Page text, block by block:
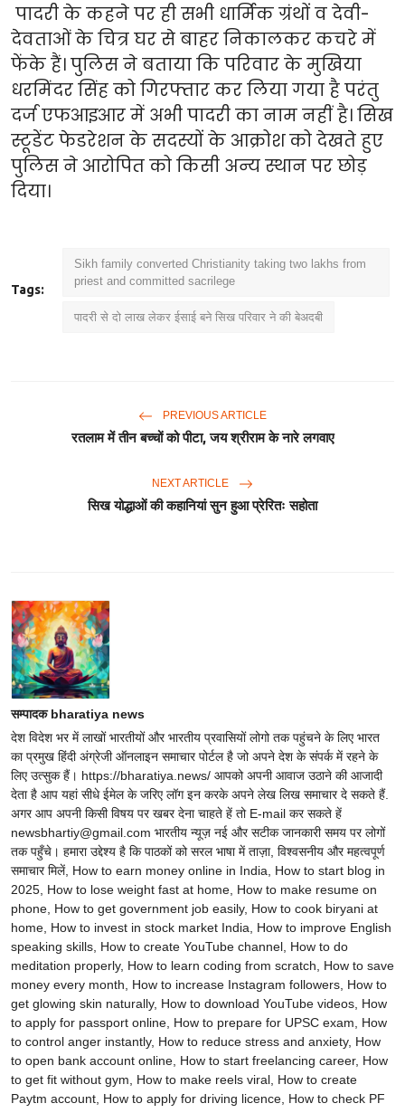
पादरी के कहने पर ही सभी धार्मिक ग्रंथों व देवी-
देवताओं के चित्र घर से बाहर निकालकर कचरे में
फेंके हैं। पुलिस ने बताया कि परिवार के मुखिया
धरमिंदर सिंह को गिरफ्तार कर लिया गया है परंतु
दर्ज एफआइआर में अभी पादरी का नाम नहीं है। सिख
स्टूडेंट फेडरेशन के सदस्यों के आक्रोश को देखते हुए
पुलिस ने आरोपित को किसी अन्य स्थान पर छोड़
दिया।
Tags:
Sikh family converted Christianity taking two lakhs from
priest and committed sacrilege
पादरी से दो लाख लेकर ईसाई बने सिख परिवार ने की बेअदबी
PREVIOUS ARTICLE
रतलाम में तीन बच्चों को पीटा, जय श्रीराम के नारे लगवाए
NEXT ARTICLE
सिख योद्धाओं की कहानियां सुन हुआ प्रेरितः सहोता
सम्पादक bharatiya news
देश विदेश भर में लाखों भारतीयों और भारतीय प्रवासियों लोगो तक पहुंचने के लिए भारत
का प्रमुख हिंदी अंग्रेजी ऑनलाइन समाचार पोर्टल है जो अपने देश के संपर्क में रहने के
लिए उत्सुक हैं। https://bharatiya.news/ आपको अपनी आवाज उठाने की आजादी
देता है आप यहां सीधे ईमेल के जरिए लॉग इन करके अपने लेख लिख समाचार दे सकते हैं.
अगर आप अपनी किसी विषय पर खबर देना चाहते हें तो E-mail कर सकते हें
newsbhartiy@gmail.com भारतीय न्यूज़ नई और सटीक जानकारी समय पर लोगों
तक पहुँचे। हमारा उद्देश्य है कि पाठकों को सरल भाषा में ताज़ा, विश्वसनीय और महत्वपूर्ण
समाचार मिलें, How to earn money online in India, How to start blog in
2025, How to lose weight fast at home, How to make resume on
phone, How to get government job easily, How to cook biryani at
home, How to invest in stock market India, How to improve English
speaking skills, How to create YouTube channel, How to do
meditation properly, How to learn coding from scratch, How to save
money every month, How to increase Instagram followers, How to
get glowing skin naturally, How to download YouTube videos, How
to apply for passport online, How to prepare for UPSC exam, How
to control anger instantly, How to reduce stress and anxiety, How
to open bank account online, How to start freelancing career, How
to get fit without gym, How to make reels viral, How to create
Paytm account, How to apply for driving licence, How to check PF